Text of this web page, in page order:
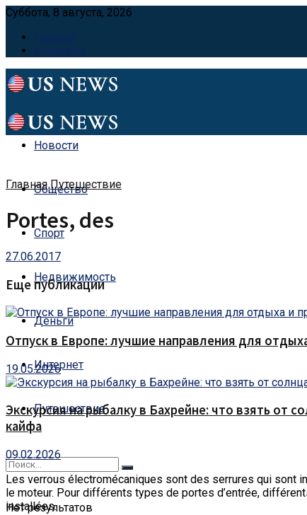
Суббота, 8 августа, 2026
Главная
Контакты
Новости
Общество
Спорт
Недвижимость
Деньги
Интернет
Путешествие
Нет результатов
Главная Путешествие
Portes, des
27.06.2017
Еще публикации
Отпуск в Европе: лучшие направления для
19.05.2026
Экскурсия на рыбалку в Бахрейне: что взять от
кайфа
09.02.2026
Les verrous électromécaniques sont des serrures qui sont
le moteur. Pour différents types de portes d’entrée,
installées.